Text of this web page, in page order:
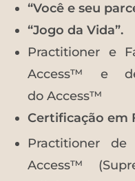
“Você e seu
“Jogo da Vida”.
Practitioner e
Access™ e
do Access™
Certificação em
Practitioner de
Access™